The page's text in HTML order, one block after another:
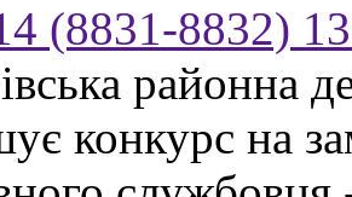
(8831-8832)
районна
конкурс на